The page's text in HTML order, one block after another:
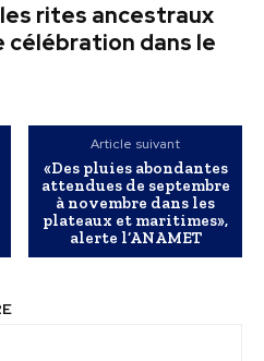
rites ancestraux
célébration dans le
Article suivant
«Des pluies abondantes
attendues de septembre
à novembre dans les
plateaux et maritimes»,
alerte l’ANAMET